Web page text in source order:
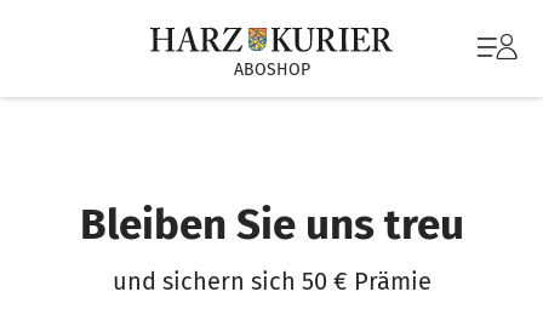
ABOSHOP
Bleiben Sie uns treu
und sichern sich 50 € Prämie